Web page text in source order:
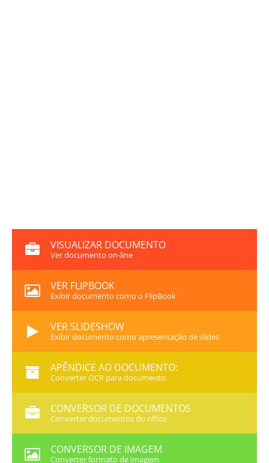
VISUALIZAR DOCUMENTO
Ver documento on-line
VER FLIPBOOK
Exibir documento como o FlipBook
VER SLIDESHOW
Exibir documento como apresentação de slides
APÊNDICE AO DOCUMENTO:
Converter OCR para documento
CONVERSOR DE DOCUMENTOS
Converter documentos do office
CONVERSOR DE IMAGEM
Converter formato de imagem